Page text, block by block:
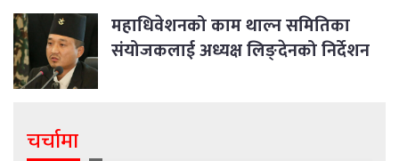
महाधिवेशनको काम थाल्न समितिका
संयोजकलाई अध्यक्ष लिङ्देनको निर्देशन
चर्चामा